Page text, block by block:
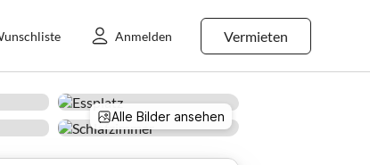
Vermieten
Anmelden
Alle Bilder ansehen